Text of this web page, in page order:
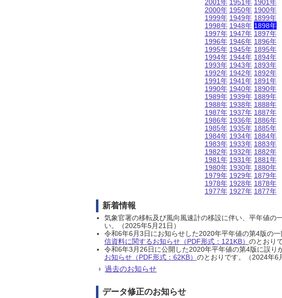
2001年
2000年
1999年
1998年
1997年
1996年
1995年
1994年
1993年
1992年
1991年
1990年
1989年
1988年
1987年
1986年
1985年
1984年
1983年
1982年
1981年
1980年
1979年
1978年
1977年
1951年
1950年
1949年
1948年
1947年
1946年
1945年
1944年
1943年
1942年
1941年
1940年
1939年
1938年
1937年
1936年
1935年
1934年
1933年
1932年
1931年
1930年
1929年
1928年
1927年
1901年
1900年
1899年
1898年
1897年
1896年
1895年
1894年
1893年
1892年
1891年
1890年
1889年
1888年
1887年
1886年
1885年
1884年
1883年
1882年
1881年
1880年
1879年
1878年
1877年
新着情報
気象官署の移転及び風向風速計の移設に伴い、平年値の
い。（2025年5月21日）
令和6年6月3日にお知らせした2020年平年値の第4版の
信資料に関するお知らせ（PDF形式：121KB） のとおり
令和6年3月26日に公開した2020年平年値の第4版に誤
お知らせ（PDF形式：62KB） のとおりです。（2024年6
過去のお知らせ
データ修正のお知らせ